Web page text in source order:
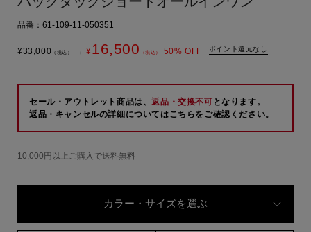
品番：61-109-11-050351
¥33,000 （税込） → ¥16,500 （税込） 50% OFF ポイント還元なし
セール・アウトレット商品は、返品・交換不可 となります。
返品・キャンセルの詳細についてはこちらをご確認ください。
10,000円以上ご購入で送料無料
カラー・サイズを選ぶ